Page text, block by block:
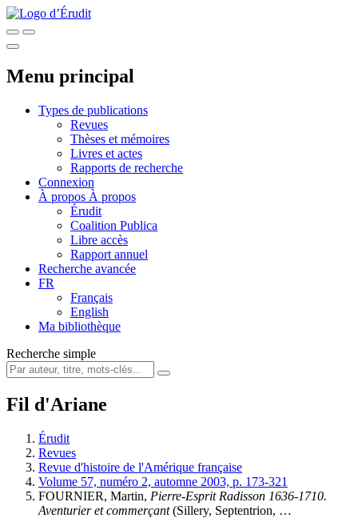
Menu principal
Types de publications
Revues
Thèses et mémoires
Livres et actes
Rapports de recherche
Connexion
À propos À propos
Érudit
Coalition Publica
Libre accès
Rapport annuel
Recherche avancée
FR
Français
English
Ma bibliothèque
Recherche simple
Fil d'Ariane
Érudit
Revues
Revue d'histoire de l'Amérique française
Volume 57, numéro 2, automne 2003, p. 173-321
FOURNIER, Martin, Pierre-Esprit Radisson 1636-1710.
Aventurier et commerçant(Sillery, Septentrion, …